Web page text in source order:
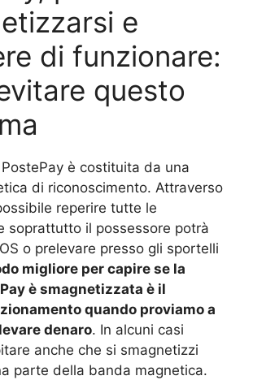
e
di funzionare:
questo
è costituita da una
di riconoscimento. Attraverso
reperire tutte le
soprattutto il possessore potrà
o prelevare presso gli sportelli
migliore per capire se la
è smagnetizzata è il
quando proviamo a
denaro. In alcuni casi
anche che si smagnetizzi
parte della banda magnetica.